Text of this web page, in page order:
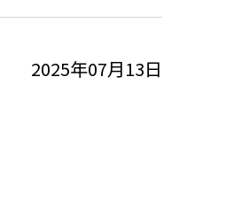
2025年07月13日